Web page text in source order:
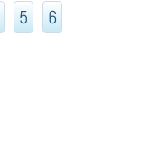
5 6